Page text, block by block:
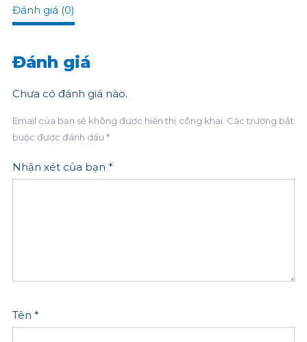
Đánh giá (0)
Đánh giá
Chưa có đánh giá nào.
Email của bạn sẽ không được hiển thị công khai. Các trường bắt
buộc được đánh dấu *
Nhận xét của bạn *
Tên *